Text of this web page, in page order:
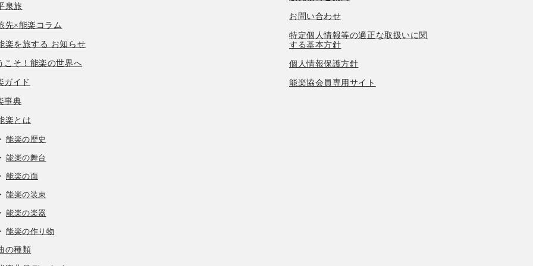
泉旅
先×能楽コラム
楽を旅する お知らせ
こそ！能楽の世界へ
ガイド
事典
楽とは
能楽の歴史
能楽の舞台
能楽の面
能楽の装束
能楽の楽器
能楽の作り物
の種類
お問い合わせ
特定個人情報等の適正な取扱いに関
する基本方針
個人情報保護方針
能楽協会員専用サイト